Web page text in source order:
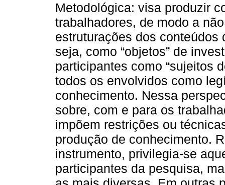
Metodológica: visa produzir
trabalhadores, de modo a
estruturações dos
seja, como “objetos” de
participantes como “sujeitos
todos os envolvidos como
conhecimento. Nessa
sobre, com e para os
impõem restrições ou
produção de conhecimento.
instrumento, privilegia-se
participantes da pesquisa,